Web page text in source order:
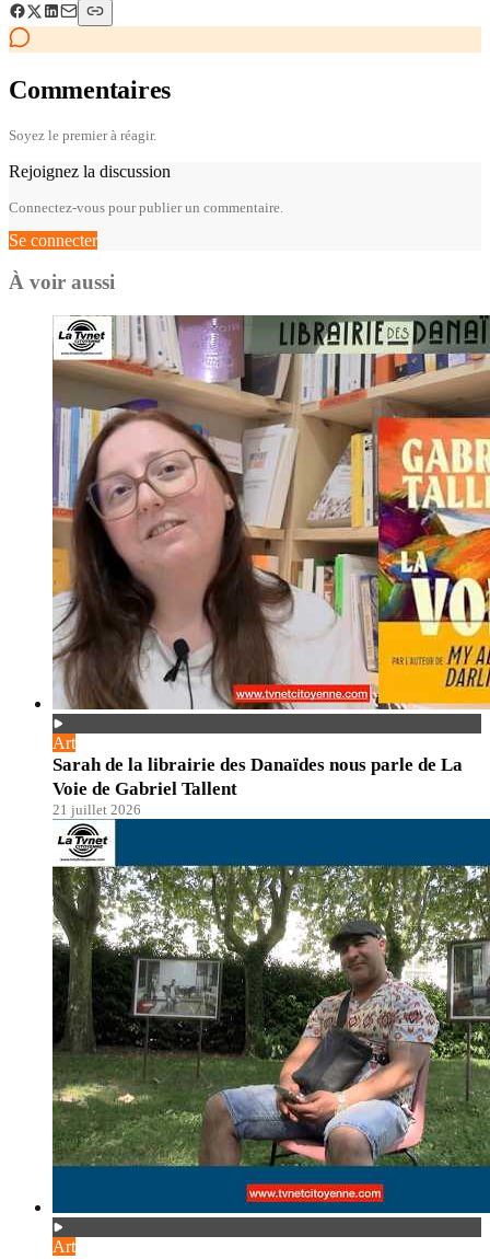
Commentaires
Soyez le premier à réagir.
Rejoignez la discussion
Connectez-vous pour publier un commentaire.
Se connecter
À voir aussi
Art
Sarah de la librairie des Danaïdes nous parle de La
Voie de Gabriel Tallent
21 juillet 2026
Art